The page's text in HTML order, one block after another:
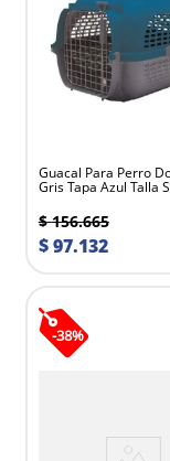
Guacal Para Perro
Gris Tapa Azul Talla S
$ 156.665
$97.132
-38%